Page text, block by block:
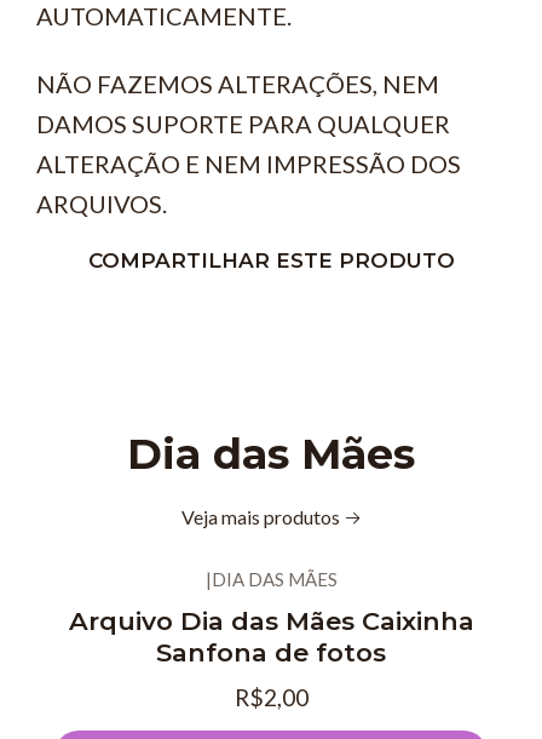
AUTOMATICAMENTE.
NÃO FAZEMOS ALTERAÇÕES, NEM
DAMOS SUPORTE PARA QUALQUER
ALTERAÇÃO E NEM IMPRESSÃO DOS
ARQUIVOS.
COMPARTILHAR ESTE PRODUTO
Dia das Mães
Veja mais produtos
|DIA DAS MÃES
Arquivo Dia das Mães Caixinha
Sanfona de fotos
R$2,00